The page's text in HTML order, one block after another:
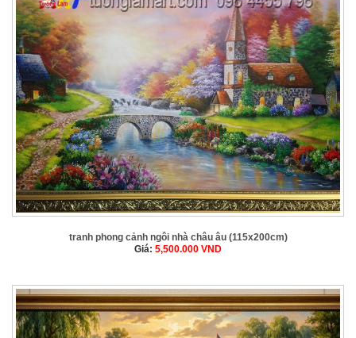
tranh phong cảnh ngôi nhà châu âu (115x200cm)
Giá: 5,500.000 VND